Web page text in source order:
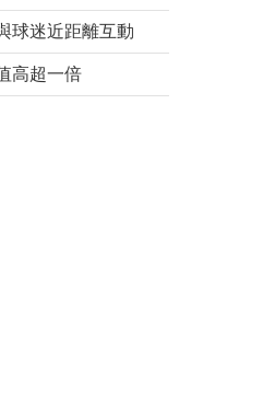
球迷近距離互動
高超一倍